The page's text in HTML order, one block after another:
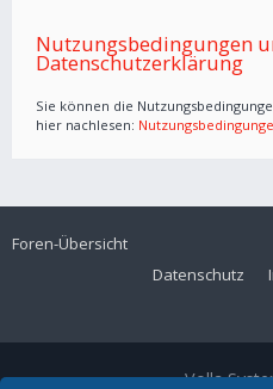
Nutzungsbedingungen
Datenschutzerklärung
Sie können die
hier nachlesen:
Foren-Übersicht
Datenschutz
Volla